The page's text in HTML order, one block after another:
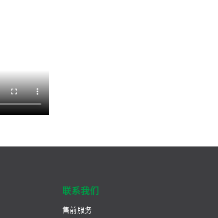
联系我们
售前服务